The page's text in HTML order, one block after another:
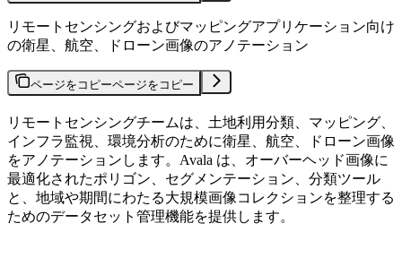
リモートセンシングおよびマッピングアプリケーション向け
の衛星、航空、ドローン画像のアノテーション
ページをコピーページをコピー
リモートセンシングチームは、土地利用分類、マッピング、
インフラ監視、環境分析のために衛星、航空、ドローン画像
をアノテーションします。Avala は、オーバーヘッド画像に
最適化されたポリゴン、セグメンテーション、分類ツール
と、地域や期間にわたる大規模画像コレクションを整理する
ためのデータセット管理機能を提供します。